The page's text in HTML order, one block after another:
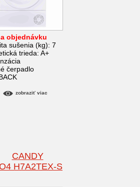
objednávku
sušenia (kg): 7
trieda: A+
čerpadlo
zobraziť viac
CANDY
H7A2TEX-S